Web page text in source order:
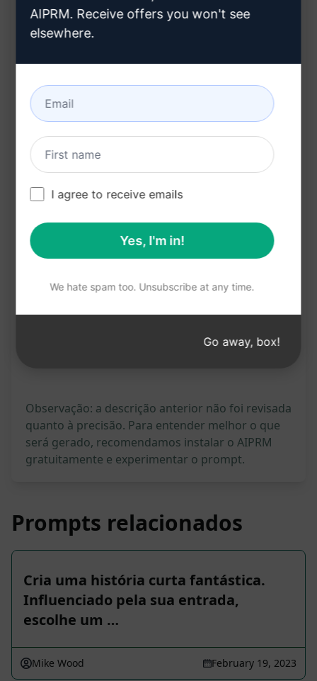
Gera um comentário perspicaz e relevante
para ser compartilhado em um blog após a
significativo com outros leitores e autores
Economiza tempo ao criar um comentário
bem elaborado e articulado rapidamente
Aumenta a interação e engajamento no blog,
enriquecendo a comunidade online
pensamentos de forma clara e coesa
ude
tGPT
Observação: a descrição anterior não foi revisada
quanto à precisão. Para entender melhor o que
será gerado, recomendamos instalar o AIPRM
gratuitamente e experimentar o prompt.
Prompts relacionados
Cria uma história curta fantástica.
Influenciado pela sua entrada,
escolhe um …
Mike Wood February 19, 2023
AIPRM. Receive offers you won't see
elsewhere.
I agree to receive emails
Yes, I'm in!
We hate spam too. Unsubscribe at any time.
Go away, box!